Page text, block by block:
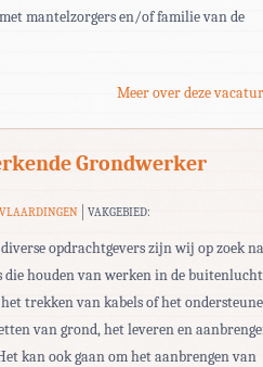
mantelzorgers en/of familie van de
Meer over deze
Grondwerker
VLAARDINGEN VAKGEBIED:
opdrachtgevers zijn wij op zoek
die houden van werken in de buitenlucht
trekken van kabels of het
van grond, het leveren en
kan ook gaan om het aanbrengen van